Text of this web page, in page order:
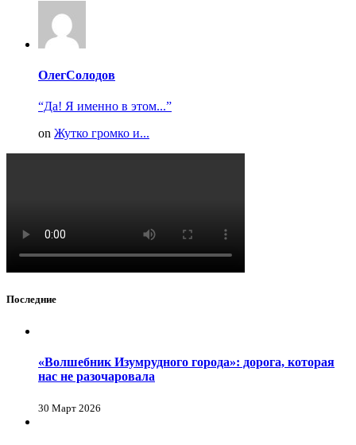
ОлегСолодов
“Да! Я именно в этом...”
on Жутко громко и...
Последние
«Волшебник Изумрудного города»: дорога, которая
нас не разочаровала
30 Март 2026